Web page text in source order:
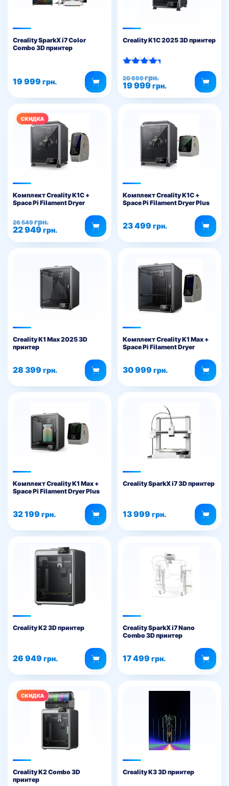
Creality SparkX i7 Color
Combo 3D принтер
19 999 грн.
Creality K1C 2025 3D принтер
5.00
из 5
20 699грн.
Первоначальная
цена
20
19 999грн.
Текущая
цена:
999 грн..
Комплект Creality K1C +
Space Pi Filament Dryer
26 549грн.
Первоначальная
цена
26
22 949грн.
Текущая
цена:
949 грн..
Комплект Creality K1C +
Space Pi Filament Dryer Plus
23 499 грн.
Creality K1 Max 2025 3D
принтер
28 399 грн.
Комплект Creality K1 Max +
Space Pi Filament Dryer
30 999 грн.
Комплект Creality K1 Max +
Space Pi Filament Dryer Plus
32 199 грн.
Creality SparkX i7 3D принтер
13 999 грн.
Creality K2 3D принтер
26 949 грн.
Creality SparkX i7 Nano
Combo 3D принтер
17 499 грн.
Creality K2 Combo 3D
принтер
Creality K3 3D принтер